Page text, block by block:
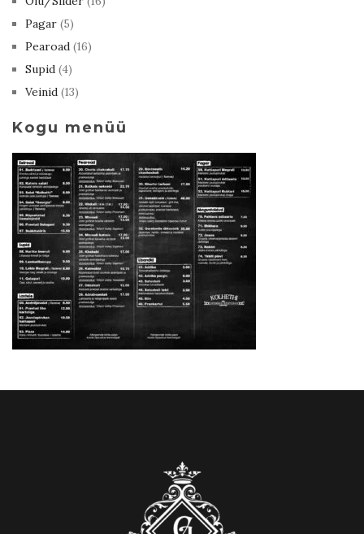
Pagar (5)
Pearoad (16)
Supid (4)
Veinid (13)
Kogu menüü